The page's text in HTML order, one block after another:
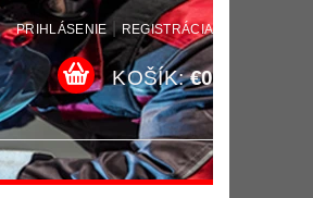
PRIHLÁSENIE | REGISTRÁCIA
KOŠÍK: €0